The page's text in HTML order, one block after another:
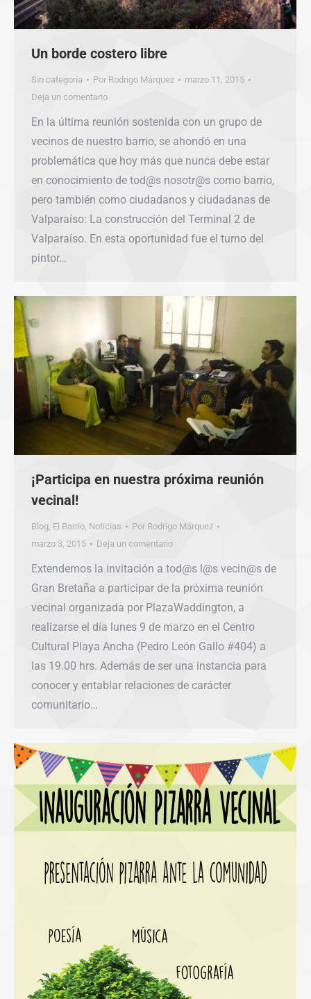
Un borde costero libre
Sin categoría Por Rodrigo Márquez
marzo 11, 2015
Deja un comentario
En la última reunión sostenida con un grupo de
vecinos de nuestro barrio, se ahondó en una
problemática que hoy más que nunca debe estar
en conocimiento de tod@s nosotr@s como barrio,
pero también como ciudadanos y ciudadanas de
Valparaíso: La construcción del Terminal 2 de
Valparaíso. En esta oportunidad fue el turno del
pintor…
¡Participa en nuestra próxima reunión
vecinal!
Blog, El Barrio, Noticias Por Rodrigo Márquez
marzo 3, 2015
Deja un comentario
Extendemos la invitación a tod@s l@s vecin@s de
Gran Bretaña a participar de la próxima reunión
vecinal organizada por PlazaWaddington, a
realizarse el día lunes 9 de marzo en el Centro
Cultural Playa Ancha (Pedro León Gallo #404) a
las 19.00 hrs. Además de ser una instancia para
conocer y entablar relaciones de carácter
comunitario…